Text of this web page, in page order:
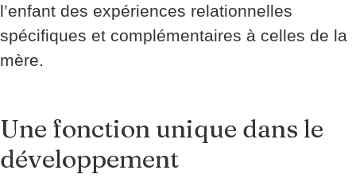
l’enfant des expériences relationnelles
spécifiques et complémentaires à celles de la
mère.
Une fonction unique dans le
développement